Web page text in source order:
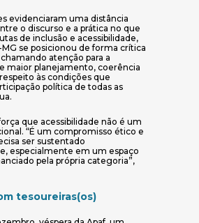
evidenciaram uma distância
o discurso e a prática no que
de inclusão e acessibilidade,
MG se posicionou de forma crítica
atenção para a
maior planejamento, coerência
às condições que
política de todas as
que acessibilidade não é um
“É um compromisso ético e
ser sustentado
especialmente em um espaço
pela própria categoria”,
tesoureiras(os)